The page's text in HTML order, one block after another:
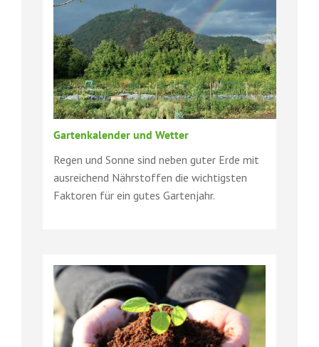
Gartenkalender und Wetter
Regen und Sonne sind neben guter Erde mit
ausreichend Nährstoffen die wichtigsten
Faktoren für ein gutes Gartenjahr.